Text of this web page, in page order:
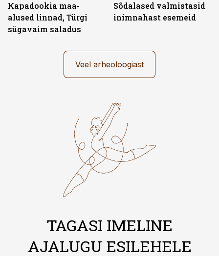
Kapadookia maa-
alused linnad, Türgi
sügavaim saladus
Sõdalased valmistasid
inimnahast esemeid
Veel arheoloogiast
TAGASI IMELINE
AJALUGU ESILEHELE